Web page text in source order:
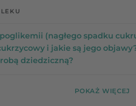
(nagłego spadku
i jakie są jego
dziedziczną?